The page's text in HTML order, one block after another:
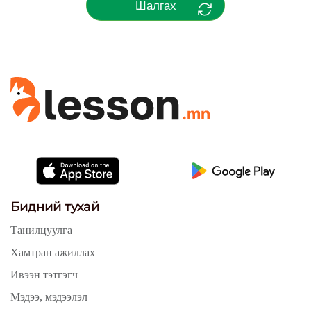
Шалгах
Бидний тухай
Танилцуулга
Хамтран ажиллах
Ивээн тэтгэгч
Мэдээ, мэдээлэл